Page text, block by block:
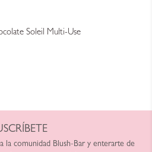
Soleil Multi-Use
la comunidad Blush-Bar y enterarte de